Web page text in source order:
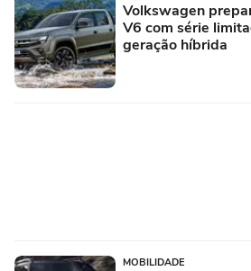
Volkswagen
V6 com série
geração híbrida
MOBILIDADE